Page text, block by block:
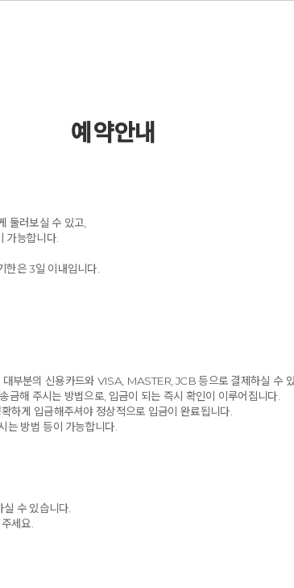
예약안내
둘러보실 수 있고,
가능합니다.
한은 3일 이내입니다.
부분의 신용카드와 VISA, MASTER, JCB 등으로 결제하실 수
금해 주시는 방법으로, 입금이 되는 즉시 확인이 이루어집니다.
하게 입금해주셔야 정상적으로 입금이 완료됩니다.
는 방법 등이 가능합니다.
수 있습니다.
세요.